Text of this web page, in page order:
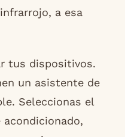
a esa
tus dispositivos.
un asistente de
Seleccionas el